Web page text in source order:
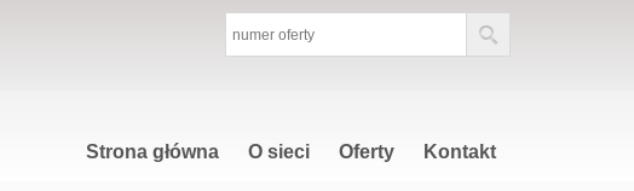
Strona główna O sieci Oferty Kontakt